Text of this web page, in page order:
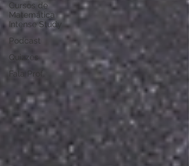
Cursos de
Matemática
Intense Study
Podcast
Quizzes
Fala Prof.